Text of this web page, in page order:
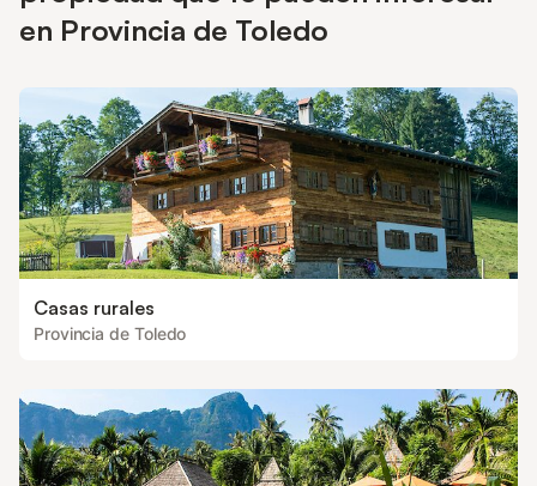
en Provincia de Toledo
Casas rurales
Provincia de Toledo